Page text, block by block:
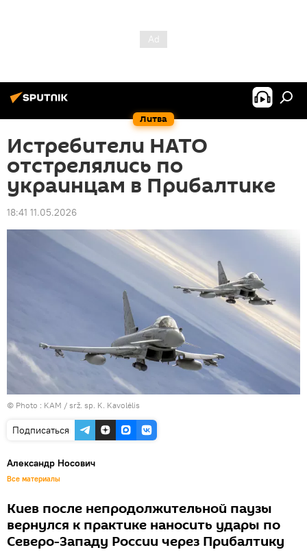
Литва
Истребители НАТО
отстрелялись по
украинцам в Прибалтике
18:41 11.05.2026
© Photo : KAM / srž. sp. K. Kavolėlis
Подписаться
Александр Носович
Все материалы
Киев после непродолжительной паузы
вернулся к практике наносить удары по
Северо-Западу России через Прибалтику